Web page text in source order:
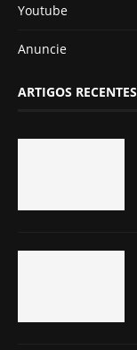
Youtube
Anuncie
ARTIGOS RECENTES